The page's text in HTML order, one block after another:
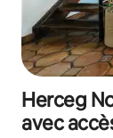
Herceg
avec